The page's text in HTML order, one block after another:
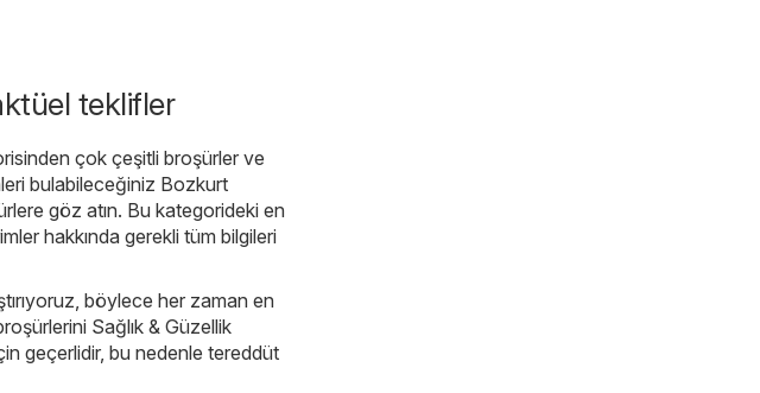
teklifler
çok çeşitli broşürler ve
bulabileceğiniz Bozkurt
göz atın. Bu kategorideki en
hakkında gerekli tüm bilgileri
böylece her zaman en
Sağlık & Güzellik
geçerlidir, bu nedenle tereddüt